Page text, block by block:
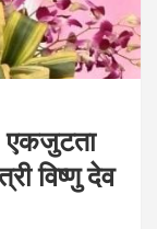
एकजुटता
विष्णु देव